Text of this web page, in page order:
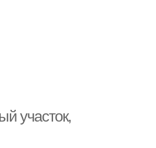
участок,